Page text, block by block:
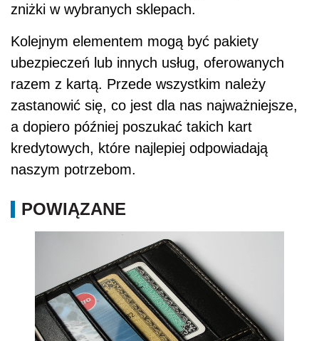
zniżki w wybranych sklepach.
Kolejnym elementem mogą być pakiety
ubezpieczeń lub innych usług, oferowanych
razem z kartą. Przede wszystkim należy
zastanowić się, co jest dla nas najważniejsze,
a dopiero później poszukać takich kart
kredytowych, które najlepiej odpowiadają
naszym potrzebom.
POWIĄZANE